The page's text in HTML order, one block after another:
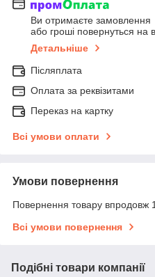
Ви отримаєте замовлення
або гроші повернуться на
Детальніше
Післяплата
Оплата за реквізитами
Переказ на картку
Всі умови оплати
Умови повернення
Повернення товару впродовж
Всі умови повернення
Подібні товари компанії